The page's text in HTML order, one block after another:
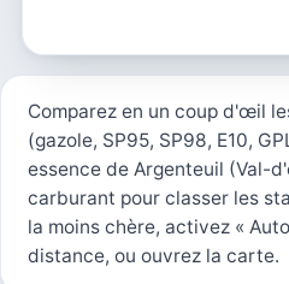
Comparez en un coup d'œil
(gazole, SP95, SP98, E10,
essence de Argenteuil (Val-
carburant pour classer les
la moins chère, activez «
distance, ou ouvrez la carte.